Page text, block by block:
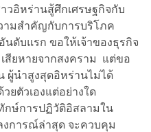
วอิหร่านสู้ศึกเศรษฐกิจกับ
ามสำคัญกับการบริโภค
ดับแรก ขอให้เจ้าของธุรกิจ
สียหายจากสงคราม แต่ขอ
ผู้นำสูงสุดอิหร่านไม่ได้
ยตัวเองแต่อย่างใด
กษ์การปฏิวัติอิสลามใน
การณ์ล่าสุด จะควบคุม